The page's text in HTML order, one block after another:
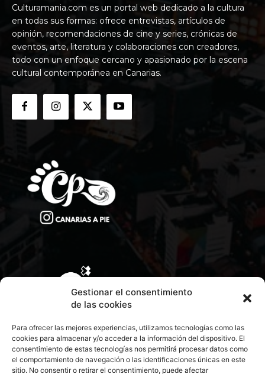
Gestionar el consentimiento
de las cookies
Para ofrecer las mejores experiencias, utilizamos tecnologías como las
cookies para almacenar y/o acceder a la información del dispositivo. El
consentimiento de estas tecnologías nos permitirá procesar datos como
el comportamiento de navegación o las identificaciones únicas en este
sitio. No consentir o retirar el consentimiento, puede afectar
Culturamania.com es un portal web dedicado a la cultura
en todas sus formas: ofrece entrevistas, artículos de
opinión, recomendaciones de cine y series, crónicas de
eventos, arte, literatura y colaboraciones con creadores,
todo con un enfoque cercano y apasionado por la escena
cultural contemporánea en Canarias.